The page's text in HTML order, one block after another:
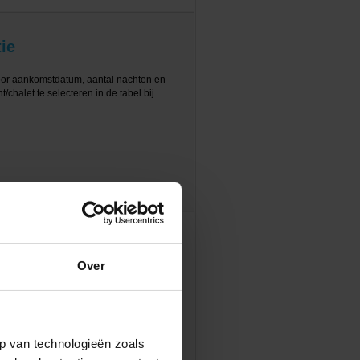
Over
van technologieën zoals
aankomstdatum, aantal nachten en
chalet te selecteren in de tabel bij